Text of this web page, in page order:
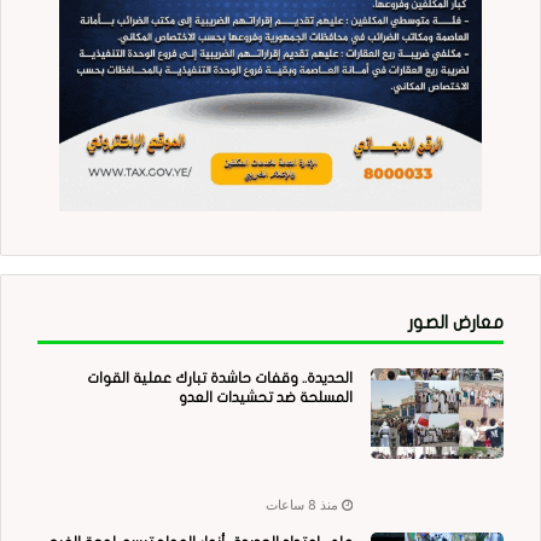
معارض الصور
الحديدة.. وقفات حاشدة تبارك عملية القوات
المسلحة ضد تحشيدات العدو
منذ 8 ساعات